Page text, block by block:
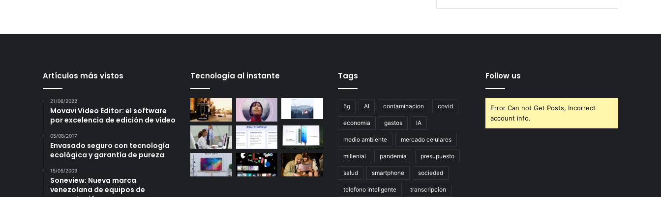
Artículos más vistos
21/06/2022
Movavi Video Editor: el software
por excelencia de edición de vídeo
05/08/2017
Envasado seguro con tecnología
ecológica y garantía de pureza
15/05/2009
Soneview: Nueva marca
venezolana de equipos de
Tecnología al instante Tags
5g AI contaminacion covid
economia gastos IA
medio ambiente mercado celulares
millenial pandemia presupuesto
salud smartphone sociedad
telefono inteligente transcripcion
Follow us
Error Can not Get Posts, Incorrect
account info.